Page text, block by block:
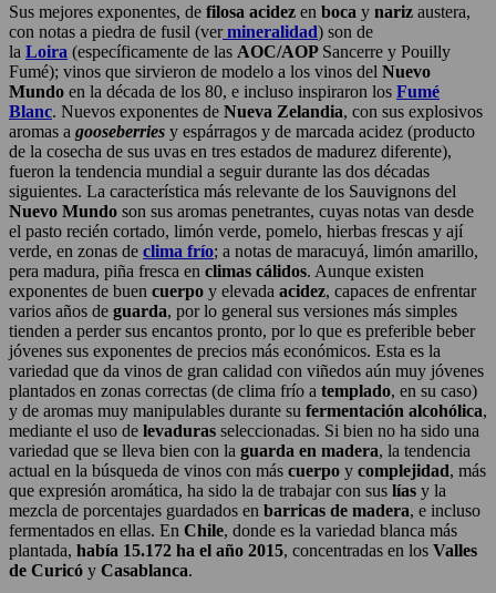
Sus mejores exponentes, de filosa acidez en boca y nariz austera,
con notas a piedra de fusil (ver mineralidad) son de
la Loira (específicamente de las AOC/AOP Sancerre y Pouilly
Fumé); vinos que sirvieron de modelo a los vinos del Nuevo
Mundo en la década de los 80, e incluso inspiraron los Fumé
Blanc. Nuevos exponentes de Nueva Zelandia, con sus explosivos
aromas a gooseberries y espárragos y de marcada acidez (producto
de la cosecha de sus uvas en tres estados de madurez diferente),
fueron la tendencia mundial a seguir durante las dos décadas
siguientes. La característica más relevante de los Sauvignons del
Nuevo Mundo son sus aromas penetrantes, cuyas notas van desde
el pasto recién cortado, limón verde, pomelo, hierbas frescas y ají
verde, en zonas de clima frío; a notas de maracuyá, limón amarillo,
pera madura, piña fresca en climas cálidos. Aunque existen
exponentes de buen cuerpo y elevada acidez, capaces de enfrentar
varios años de guarda, por lo general sus versiones más simples
tienden a perder sus encantos pronto, por lo que es preferible beber
jóvenes sus exponentes de precios más económicos. Esta es la
variedad que da vinos de gran calidad con viñedos aún muy jóvenes
plantados en zonas correctas (de clima frío a templado, en su caso)
y de aromas muy manipulables durante su fermentación alcohólica,
mediante el uso de levaduras seleccionadas. Si bien no ha sido una
variedad que se lleva bien con la guarda en madera, la tendencia
actual en la búsqueda de vinos con más cuerpo y complejidad, más
que expresión aromática, ha sido la de trabajar con sus lías y la
mezcla de porcentajes guardados en barricas de madera, e incluso
fermentados en ellas. En Chile, donde es la variedad blanca más
plantada, había 15.172 ha el año 2015, concentradas en los Valles
de Curicó y Casablanca.